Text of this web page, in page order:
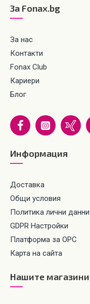
За Fonax.bg
За нас
Контакти
Fonax Club
Кариери
Блог
Информация
Доставка
Общи условия
Политика лични данни
GDPR Настройки
Платформа за ОРС
Карта на сайта
Нашите магазини